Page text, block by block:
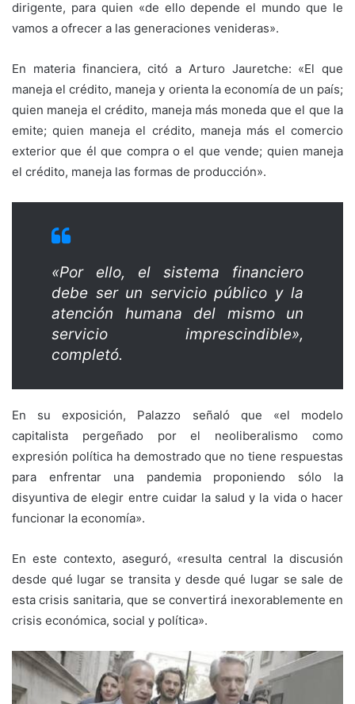
dirigente, para quien «de ello depende el mundo que le
vamos a ofrecer a las generaciones venideras».
En materia financiera, citó a Arturo Jauretche: «El que
maneja el crédito, maneja y orienta la economía de un país;
quien maneja el crédito, maneja más moneda que el que la
emite; quien maneja el crédito, maneja más el comercio
exterior que él que compra o el que vende; quien maneja
el crédito, maneja las formas de producción».
«Por ello, el sistema financiero
debe ser un servicio público y la
atención humana del mismo un
servicio imprescindible»,
completó.
En su exposición, Palazzo señaló que «el modelo
capitalista pergeñado por el neoliberalismo como
expresión política ha demostrado que no tiene respuestas
para enfrentar una pandemia proponiendo sólo la
disyuntiva de elegir entre cuidar la salud y la vida o hacer
funcionar la economía».
En este contexto, aseguró, «resulta central la discusión
desde qué lugar se transita y desde qué lugar se sale de
esta crisis sanitaria, que se convertirá inexorablemente en
crisis económica, social y política».